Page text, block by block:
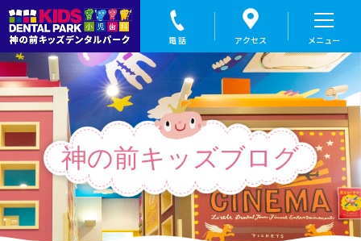
第13回 母親教室inやはば産婦人科｜盛岡の小児歯科なら神の前キッズデンタルパーク
神の前キッズブログ